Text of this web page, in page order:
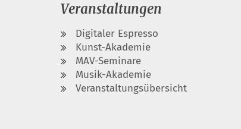
Veranstaltungen
Digitaler Espresso
Kunst-Akademie
MAV-Seminare
Musik-Akademie
Veranstaltungsübersicht